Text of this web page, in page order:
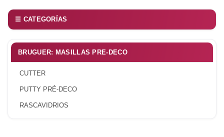
☰ CATEGORÍAS
BRUGUER: MASILLAS PRE-DECO
CUTTER
PUTTY PRÉ-DECO
RASCAVIDRIOS